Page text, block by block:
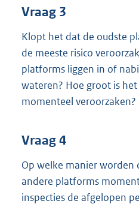
Vraag 3
Klopt het dat de oudste
de meeste risico
platforms liggen in of
wateren? Hoe groot is
momenteel veroorzaken?
Vraag 4
Op welke manier worden
andere platforms
inspecties de afgelopen